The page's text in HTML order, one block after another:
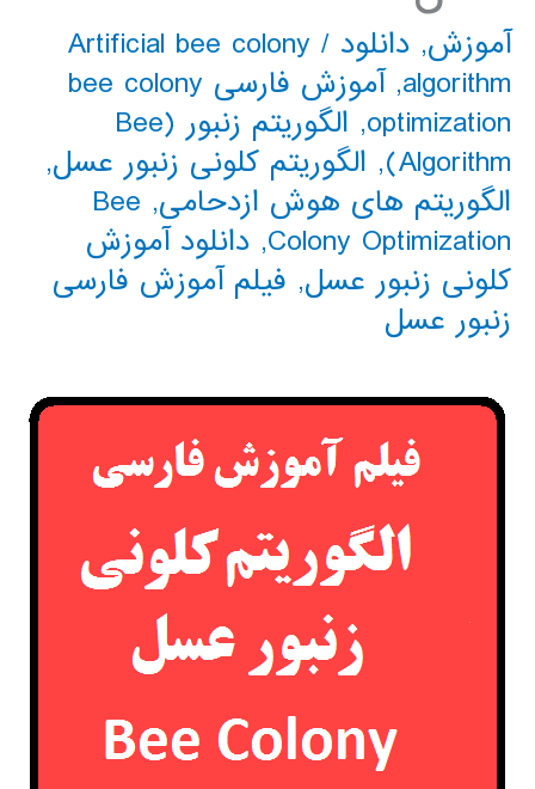
آموزش, دانلود /
Artificial bee colony
algorithm
,
آموزش فارسی bee colony
optimization
,
الگوریتم زنبور (Bee
Algorithm)
, الگوریتم کلونی زنبور عسل,
الگوریتم های هوش ازدحامی,
Bee
Colony Optimization
, دانلود آموزش
کلونی زنبور عسل, فیلم آموزش فارسی
زنبور عسل